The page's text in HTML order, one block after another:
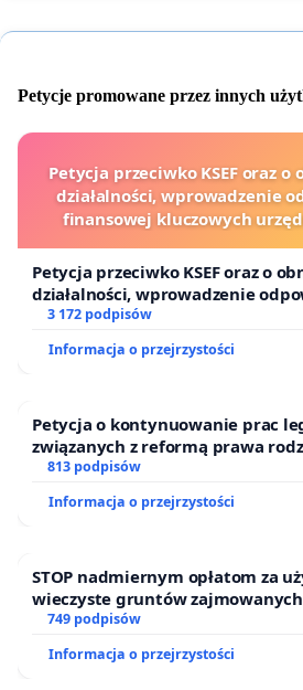
Petycje promowane przez innych
Petycja przeciwko KSEF oraz o
działalności, wprowadzenie
finansowej kluczowych
Petycja przeciwko KSEF oraz o
działalności, wprowadzenie
finansowej kluczowych
3 172 podpisów
Informacja o przejrzystości
Petycja o kontynuowanie prac
związanych z reformą prawa
813 podpisów
Informacja o przejrzystości
STOP nadmiernym opłatom za
wieczyste gruntów
ogrody działkowe.
749 podpisów
Informacja o przejrzystości